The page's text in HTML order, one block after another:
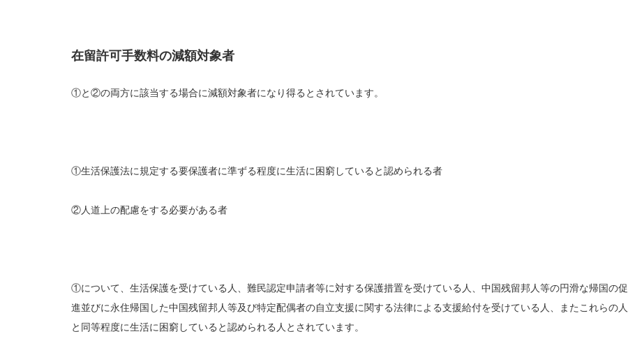
在留許可手数料の減額対象者
①と②の両方に該当する場合に減額対象者になり得るとされています。
①生活保護法に規定する要保護者に準ずる程度に生活に困窮していると認められる者
②人道上の配慮をする必要がある者
①について、生活保護を受けている人、難民認定申請者等に対する保護措置を受けている人、中国残留邦人等の円滑な帰国の促
進並びに永住帰国した中国残留邦人等及び特定配偶者の自立支援に関する法律による支援給付を受けている人、またこれらの人
と同等程度に生活に困窮していると認められる人とされています。